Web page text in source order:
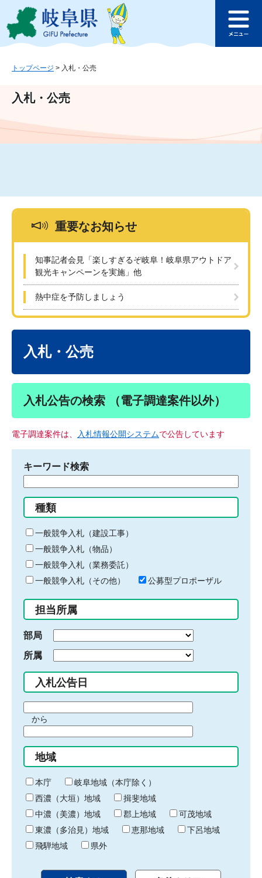
ジ
ュ
文
このページの本文へ
ュ
トップページ > 入札・公売
入札・公売
重要なお知らせ
知事記者会見「楽しすぎるぞ岐阜！岐阜県アウトドア
観光キャンペーンを実施」他
熱中症を予防しましょう
入札・公売
入札公告の検索 （電子調達案件以外）
電子調達案件は、 入札情報公開システムで公告しています
キーワード検索
る
キ
ー
ワ
ー
ド
入
力
種類
一般競争入札（建設工事）
一般競争入札（物品）
一般競争入札（業務委託）
一般競争入札（その他）
公募型プロポーザル
担当所属
部局
所属
入札公告日
間
始
り
から
間
終
わ
り
地域
本庁
岐阜地域（本庁除く）
西濃（大垣）地域
揖斐地域
中濃（美濃）地域
郡上地域
可茂地域
東濃（多治見）地域
恵那地域
下呂地域
飛騨地域
県外